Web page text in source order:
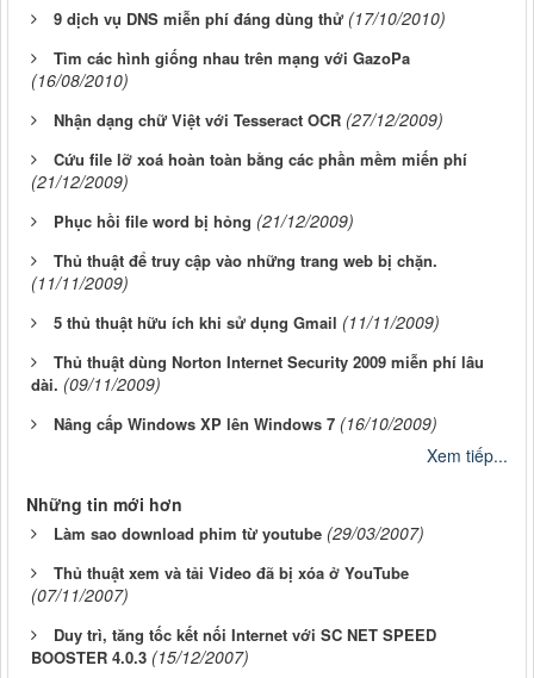
9 dịch vụ DNS miễn phí đáng dùng thử (17/10/2010)
Tìm các hình giống nhau trên mạng với GazoPa
(16/08/2010)
Nhận dạng chữ Việt với Tesseract OCR (27/12/2009)
Cứu file lỡ xoá hoàn toàn bằng các phần mềm miến phí
(21/12/2009)
Phục hồi file word bị hỏng (21/12/2009)
Thủ thuật để truy cập vào những trang web bị chặn.
(11/11/2009)
5 thủ thuật hữu ích khi sử dụng Gmail (11/11/2009)
Thủ thuật dùng Norton Internet Security 2009 miễn phí lâu
dài. (09/11/2009)
Nâng cấp Windows XP lên Windows 7 (16/10/2009)
Xem tiếp...
Những tin mới hơn
Làm sao download phim từ youtube (29/03/2007)
Thủ thuật xem và tải Video đã bị xóa ở YouTube
(07/11/2007)
Duy trì, tăng tốc kết nối Internet với SC NET SPEED
BOOSTER 4.0.3 (15/12/2007)